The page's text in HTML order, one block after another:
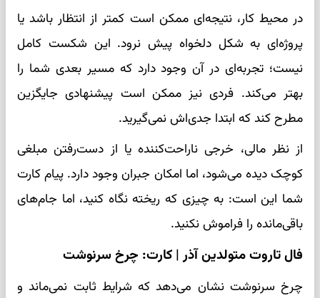
در محیط کار، نتیجه‌ای ممکن است کمتر از انتظار باشد یا
پروژه‌ای به شکل دلخواه پیش نرود. این شکست کامل
نیست؛ تجربه‌ای در آن وجود دارد که مسیر بعدی شما را
بهتر می‌کند. فردی نیز ممکن است پیشنهادی جایگزین
مطرح کند که ابتدا جدی‌اش نمی‌گیرید.
از نظر مالی، خرجی ناراحت‌کننده یا از دست‌رفتن مبلغی
کوچک دیده می‌شود، اما امکان جبران وجود دارد. پیام کارت
شما این است: به چیزی که ریخته نگاه کنید، اما جام‌های
باقی‌مانده را فراموش نکنید.
فال تاروت متولدین آذر | کارت: چرخ سرنوشت
چرخ سرنوشت نشان می‌دهد که شرایط ثابت نمی‌ماند و